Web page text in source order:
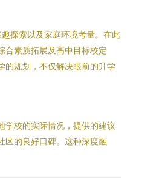
探索以及家庭环境考量。在此
合素质拓展及高中目标校定
的规划，不仅解决眼前的升学
学校的实际情况，提供的建议
区的良好口碑。这种深度融